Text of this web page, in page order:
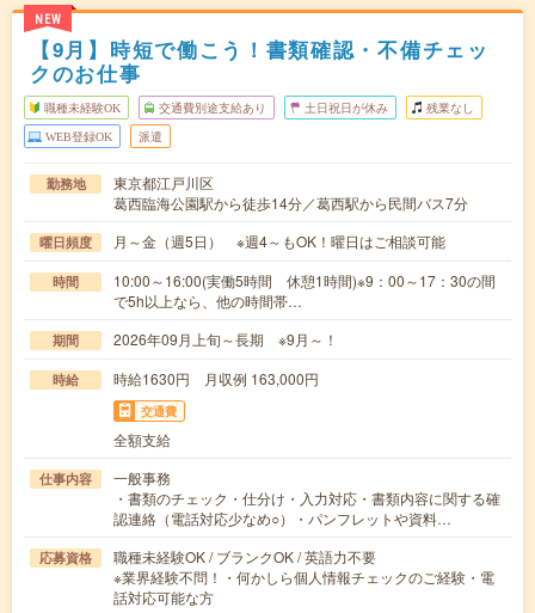
NEW
【9月】時短で働こう！書類確認・不備チェッ
クのお仕事
職種未経験OK 交通費別途支給あり 土日祝日が休み 残業なし
WEB登録OK 派遣
勤務地
東京都江戸川区
葛西臨海公園駅から徒歩14分／葛西駅から民間バス7分
曜日頻度 月～金（週5日） ※週4～もOK！曜日はご相談可能
時間
10:00～16:00(実働5時間 休憩1時間)※9：00～17：30の間
で5h以上なら、他の時間帯…
期間 2026年09月上旬～長期 ※9月～！
時給 時給1630円 月収例 163,000円
交通費
全額支給
仕事内容
一般事務
・書類のチェック・仕分け・入力対応・書類内容に関する確
認連絡（電話対応少なめ○）・パンフレットや資料…
応募資格
職種未経験OK / ブランクOK / 英語力不要
※業界経験不問！・何かしら個人情報チェックのご経験・電
話対応可能な方